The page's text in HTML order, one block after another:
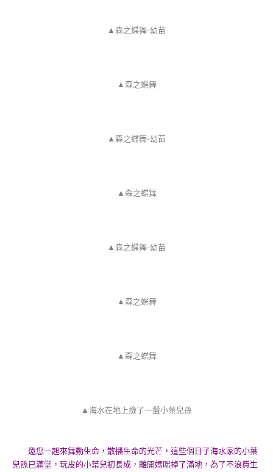
▲森之蝶舞-幼苗
▲森之蝶舞
▲森之蝶舞-幼苗
▲森之蝶舞
▲森之蝶舞-幼苗
▲森之蝶舞
▲森之蝶舞
▲海水在地上撿了一盤小葉兒孫
邀您一起來舞動生命，散播生命的光芒，這些個日子海水家的小葉
兒孫已滿堂，玩皮的小葉兒初長成，離開媽咪掉了滿地，為了不浪費生